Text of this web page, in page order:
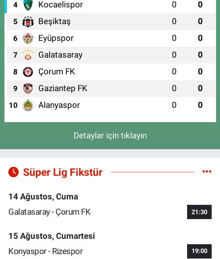
4 Kocaelispor 0 0
5 Beşiktaş 0 0
6 Eyüpspor 0 0
7 Galatasaray 0 0
8 Çorum FK 0 0
9 Gaziantep FK 0 0
10 Alanyaspor 0 0
Detaylar için tıklayın
Süper Lig Fikstür
14 Ağustos, Cuma
Galatasaray - Çorum FK
21:30
15 Ağustos, Cumartesi
Konyaspor - Rizespor
19:00